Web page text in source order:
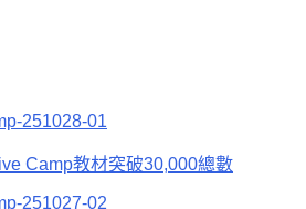
Camp教材突破30,000總數